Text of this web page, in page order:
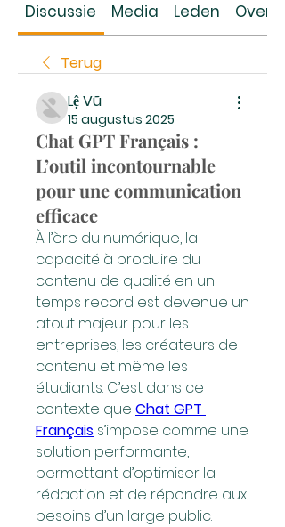
Discussie Media Leden Over
Terug
Lệ Vũ
15 augustus 2025
Chat GPT Français :
L’outil incontournable
pour une communication
efficace
À l’ère du numérique, la
capacité à produire du
contenu de qualité en un
temps record est devenue un
atout majeur pour les
entreprises, les créateurs de
contenu et même les
étudiants. C’est dans ce
contexte que Chat GPT
Français s’impose comme une
solution performante,
permettant d’optimiser la
rédaction et de répondre aux
besoins d’un large public.